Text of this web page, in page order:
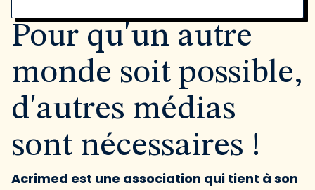
Pour qu'un autre
monde soit possible,
d'autres médias
sont nécessaires !
Acrimed est une association qui tient à son